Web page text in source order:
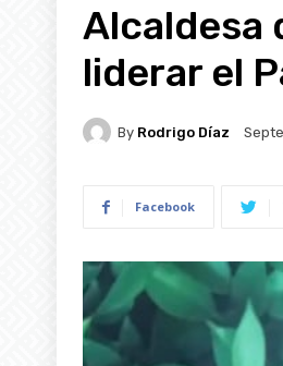
Alcaldesa
liderar el
By Rodrigo Díaz
Facebook